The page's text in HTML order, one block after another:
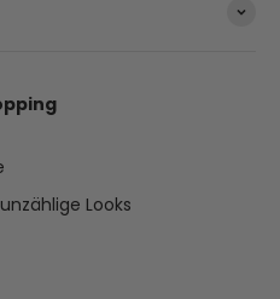
Looks